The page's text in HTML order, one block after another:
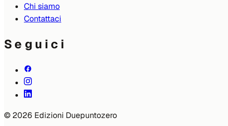
Chi siamo
Contattaci
Seguici
© 2026 Edizioni Duepuntozero